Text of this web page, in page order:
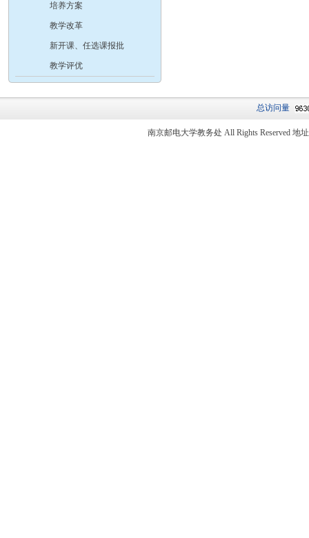
培养方案
教学改革
新开课、任选课报批
教学评优
总访问量
南京邮电大学教务处 All Rights Reserved